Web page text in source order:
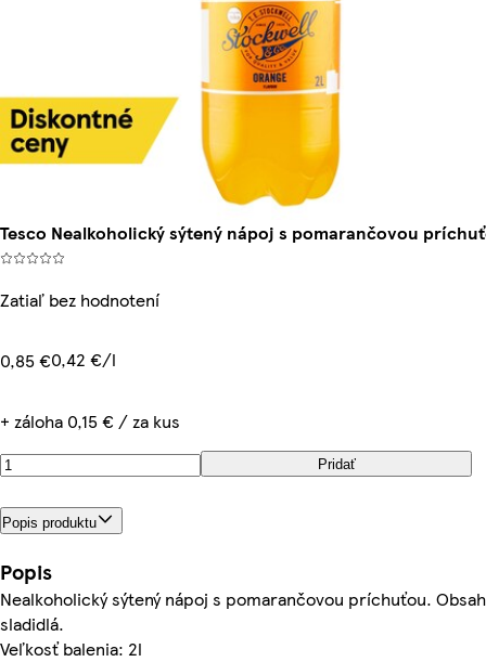
Tesco Nealkoholický sýtený nápoj s pomarančovou
Zatiaľ bez hodnotení
0,85 €0,42 €/l
+ záloha 0,15 € / za kus
Pridať
Popis produktu
Popis
Nealkoholický sýtený nápoj s pomarančovou príchuťou.
sladidlá.
Veľkosť balenia: 2l